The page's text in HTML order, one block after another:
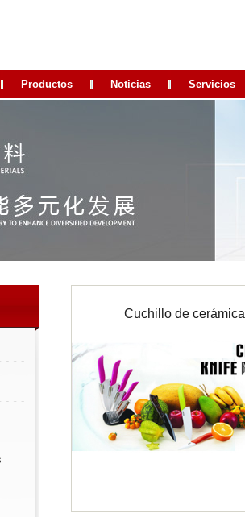
Productos Noticias Servicios
Cuchillo de cerámica